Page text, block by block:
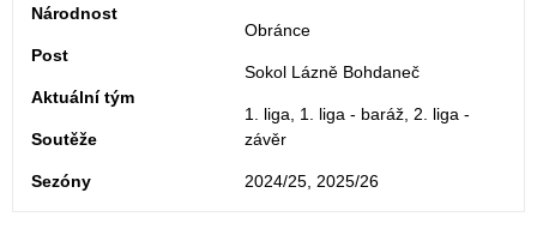
Národnost
Post
Obránce
Aktuální tým
Sokol Lázně Bohdaneč
Soutěže
1. liga, 1. liga - baráž, 2. liga -
závěr
Sezóny 2024/25, 2025/26